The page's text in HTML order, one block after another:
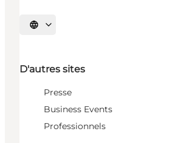
Choisissez la langue
D'autres sites
Presse
Business Events
Professionnels